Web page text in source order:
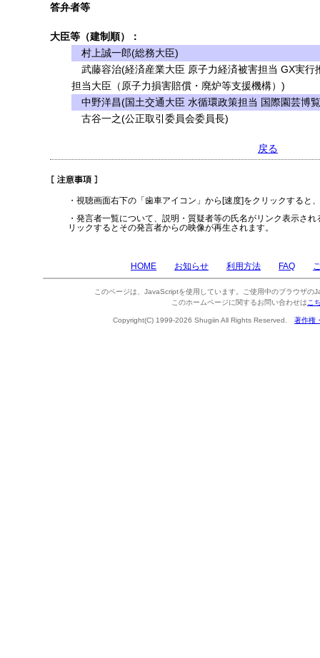
答弁者等
大臣等（建制順）：
村上誠一郎(総務大臣)
武藤容治(経済産業大臣 原子力経済被害担当 GX実行
担当大臣（原子力損害賠償・廃炉等支援機構）)
中野洋昌(国土交通大臣 水循環政策担当 国際園芸博
古谷一之(公正取引委員会委員長)
戻る
・視聴画面右下の「歯車アイコン」から[速度]をクリックすると
・発言者一覧について、説明・質疑者等の氏名がリンク表示さ
リックするとその発言者からの映像が再生されます。
HOME お知らせ 利用方法 FAQ
このページは、JavaScriptを使用しています。ご使用中のブラウザの
このホームページに関するお問い合わせは こ
Copyright(C) 1999-2026 Shugiin All Rights Reserved. 著作権